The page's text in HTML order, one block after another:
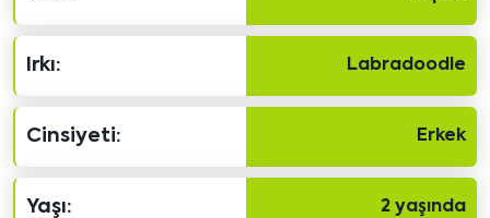
Irkı: Labradoodle
Cinsiyeti: Erkek
Yaşı: 2 yaşında